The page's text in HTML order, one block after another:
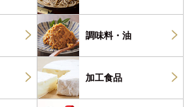
調味料・ 油
加工食品